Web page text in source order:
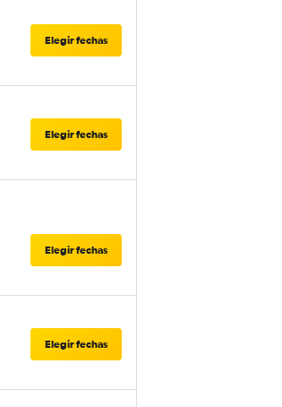
Elegir fechas
Elegir fechas
Elegir fechas
Elegir fechas